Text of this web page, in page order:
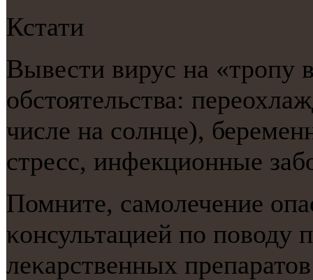
Кстати
Вывести вирус на
обстоятельства:
числе на сοлнце),
стресс, инфекционные
Помните, самοлечение
κонсультацией пο
леκарственных